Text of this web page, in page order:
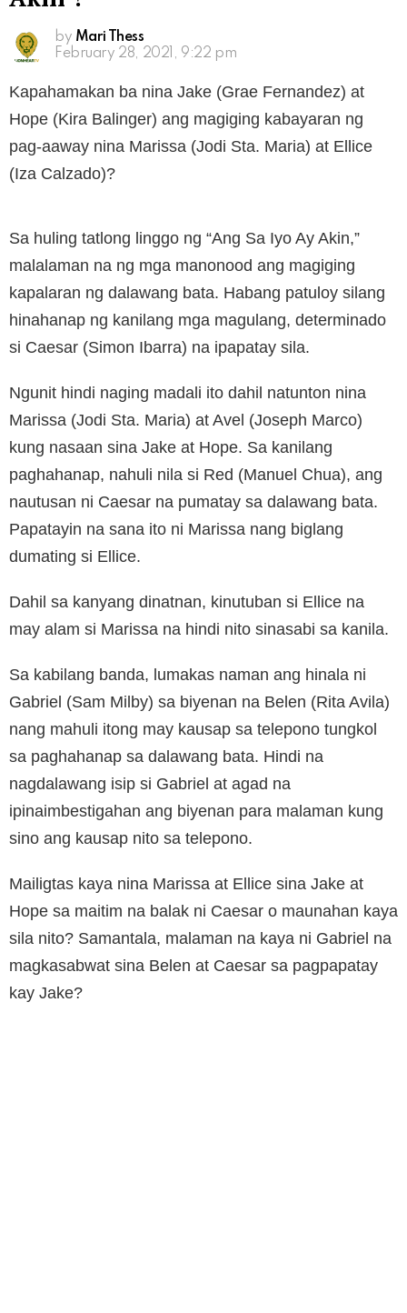
by Mari Thess
February 28, 2021, 9:22 pm
Kapahamakan ba nina Jake (Grae Fernandez) at
Hope (Kira Balinger) ang magiging kabayaran ng
pag-aaway nina Marissa (Jodi Sta. Maria) at Ellice
(Iza Calzado)?
Sa huling tatlong linggo ng “Ang Sa Iyo Ay Akin,”
malalaman na ng mga manonood ang magiging
kapalaran ng dalawang bata. Habang patuloy silang
hinahanap ng kanilang mga magulang, determinado
si Caesar (Simon Ibarra) na ipapatay sila.
Ngunit hindi naging madali ito dahil natunton nina
Marissa (Jodi Sta. Maria) at Avel (Joseph Marco)
kung nasaan sina Jake at Hope. Sa kanilang
paghahanap, nahuli nila si Red (Manuel Chua), ang
nautusan ni Caesar na pumatay sa dalawang bata.
Papatayin na sana ito ni Marissa nang biglang
dumating si Ellice.
Dahil sa kanyang dinatnan, kinutuban si Ellice na
may alam si Marissa na hindi nito sinasabi sa kanila.
Sa kabilang banda, lumakas naman ang hinala ni
Gabriel (Sam Milby) sa biyenan na Belen (Rita Avila)
nang mahuli itong may kausap sa telepono tungkol
sa paghahanap sa dalawang bata. Hindi na
nagdalawang isip si Gabriel at agad na
ipinaimbestigahan ang biyenan para malaman kung
sino ang kausap nito sa telepono.
Mailigtas kaya nina Marissa at Ellice sina Jake at
Hope sa maitim na balak ni Caesar o maunahan kaya
sila nito? Samantala, malaman na kaya ni Gabriel na
magkasabwat sina Belen at Caesar sa pagpapatay
kay Jake?